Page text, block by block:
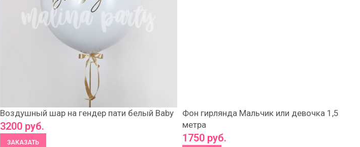
Воздушный шар на гендер пати белый Baby
3200руб.
ЗАКАЗАТЬ
Фон гирлянда Мальчик или девочка 1,5
метра
1750 руб.